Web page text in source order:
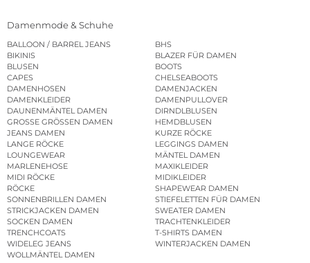
Damenmode & Schuhe
BALLOON / BARREL JEANS
BHS
BIKINIS
BLAZER FÜR DAMEN
BLUSEN
BOOTS
CAPES
CHELSEABOOTS
DAMENHOSEN
DAMENJACKEN
DAMENKLEIDER
DAMENPULLOVER
DAUNENMÄNTEL DAMEN
DIRNDLBLUSEN
GROSSE GRÖSSEN DAMEN
HEMDBLUSEN
JEANS DAMEN
KURZE RÖCKE
LANGE RÖCKE
LEGGINGS DAMEN
LOUNGEWEAR
MÄNTEL DAMEN
MARLENEHOSE
MAXIKLEIDER
MIDI RÖCKE
MIDIKLEIDER
RÖCKE
SHAPEWEAR DAMEN
SONNENBRILLEN DAMEN
STIEFELETTEN FÜR DAMEN
STRICKJACKEN DAMEN
SWEATER DAMEN
SOCKEN DAMEN
TRACHTENKLEIDER
TRENCHCOATS
T-SHIRTS DAMEN
WIDELEG JEANS
WINTERJACKEN DAMEN
WOLLMÄNTEL DAMEN